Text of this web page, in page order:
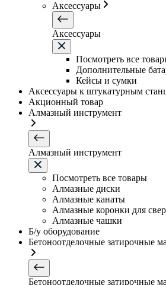
Аксессуары
Аксессуары
Посмотреть все
Дополнительные
Кейсы и сумки
Аксессуары к штукатурным
Акционный товар
Алмазный инструмент
Алмазный инструмент
Посмотреть все товары
Алмазные диски
Алмазные канаты
Алмазные коронки для
Алмазные чашки
Б/у оборудование
Бетоноотделочные затирочные
Бетоноотделочные затирочные